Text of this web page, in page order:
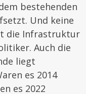
bestehenden
Und keine
die Infrastruktur
Auch die
liegt
es 2014
es 2022